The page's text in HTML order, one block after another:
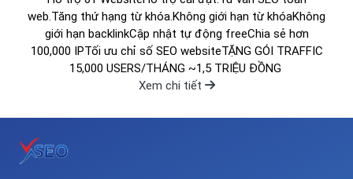
web.Tăng thứ hạng từ khóa.Không giới hạn từ khóaKhông
giới hạn backlinkCập nhật tự động freeChia sẻ hơn
100,000 IPTối ưu chỉ số SEO websiteTẶNG GÓI TRAFFIC
15,000 USERS/THÁNG ~1,5 TRIỆU ĐỒNG
Xem chi tiết